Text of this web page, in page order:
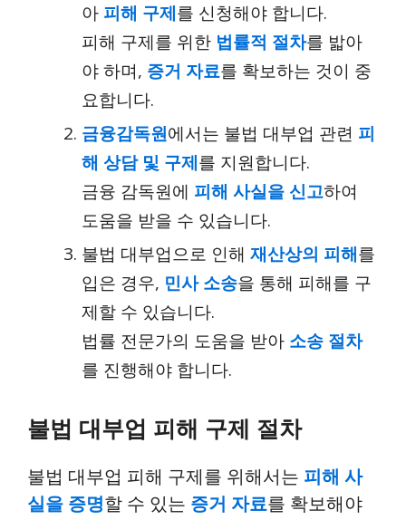
아 피해 구제를 신청해야 합니다.
피해 구제를 위한 법률적 절차를 밟아
야 하며, 증거 자료를 확보하는 것이 중
요합니다.
금융감독원에서는 불법 대부업 관련 피
해 상담 및 구제를 지원합니다.
금융 감독원에 피해 사실을 신고하여
도움을 받을 수 있습니다.
불법 대부업으로 인해 재산상의 피해를
입은 경우, 민사 소송을 통해 피해를 구
제할 수 있습니다.
법률 전문가의 도움을 받아 소송 절차
를 진행해야 합니다.
불법 대부업 피해 구제 절차
불법 대부업 피해 구제를 위해서는 피해 사
실을 증명할 수 있는 증거 자료를 확보해야